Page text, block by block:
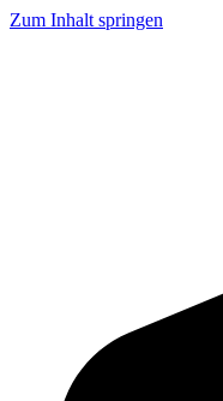
Zum Inhalt springen